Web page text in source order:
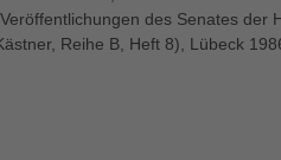
des Senates der
Reihe B, Heft 8), Lübeck